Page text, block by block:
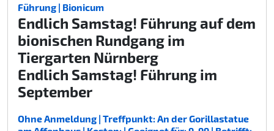
Führung | Bionicum
Endlich Samstag! Führung auf dem
bionischen Rundgang im
Tiergarten Nürnberg
Endlich Samstag! Führung im
September
Ohne Anmeldung | Treffpunkt: An der Gorillastatue